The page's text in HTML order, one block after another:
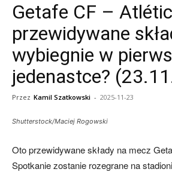
Getafe CF –
przewidywane
wybiegnie w
jedenastce?
Przez Kamil Szatkowski - 2025-11-23
Shutterstock/Maciej Rogowski
Oto przewidywane składy na mecz
Spotkanie zostanie rozegrane na